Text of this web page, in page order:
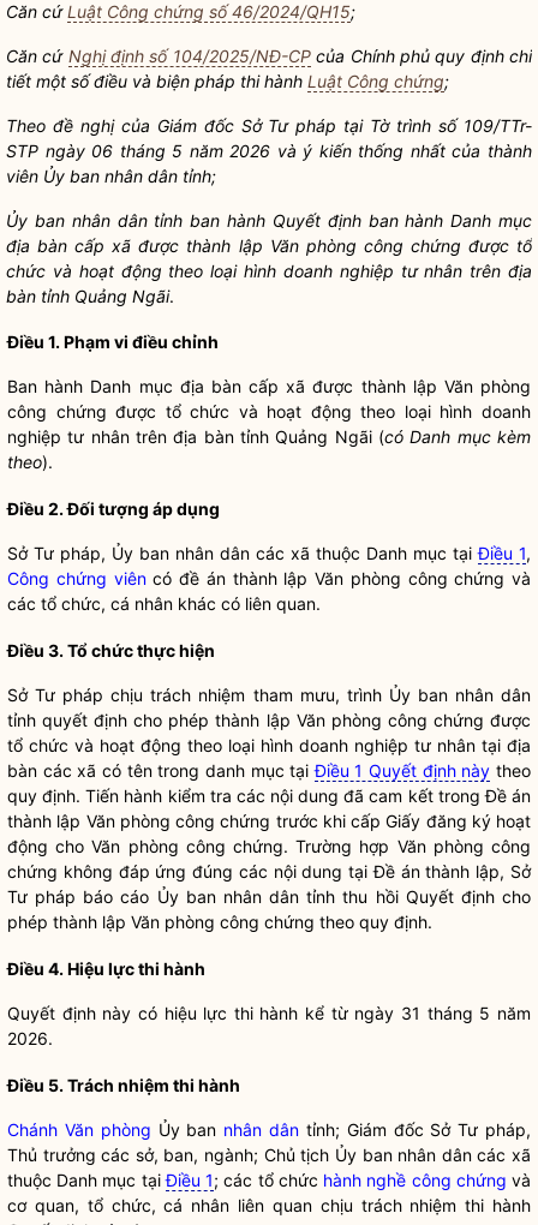
Căn cứLuật Công chứng số 46/2024/QH15;
Căn cứ Nghị định số 104/2025/NĐ-CPcủa Chính phủ quy định chi
tiết một số điều và biện pháp thi hành Luật Công chứng;
Theo đề nghị của Giám đốc Sở Tư pháp tại Tờ trình số 109/TTr-
STP ngày 06 tháng 5 năm 2026 và ý kiến thống nhất của thành
viên Ủy ban nhân dân tỉnh;
Ủy ban nhân dântỉnh ban hành Quyết định ban hành Danh mục
địa bàn cấp xã được thành lập Văn phòng công chứng được tổ
chức và hoạt động theo loại hình doanh nghiệp tư nhân trên địa
bàn tỉnh Quảng Ngãi.
Điều 1. Phạm vi điều chỉnh
Ban hành Danh mục địa bàncấp xã được thành lập Văn phòng
công chứng được tổ chức và hoạt động theo loại hình doanh
nghiệp tư nhân trênđịa bàntỉnh Quảng Ngãi (có Danh mục kèm
theo).
Điều 2. Đối tượng áp dụng
Sở Tư pháp, Ủy ban nhân dân các xã thuộc Danh mục tạiĐiều 1,
Công chứng viêncó đề án thành lập Văn phòng công chứng và
các tổ chức, cá nhân khác có liên quan.
Điều 3. Tổ chức thực hiện
Sở Tư pháp chịu trách nhiệm tham mưu, trình Ủy ban nhân dân
tỉnh quyết định cho phép thành lập Văn phòng công chứng được
tổ chức và hoạt động theo loại hình doanh nghiệp tư nhân tại địa
bàn các xã có tên trong danh mục tạiĐiều 1 Quyết định này theo
quy định. Tiến hành kiểm tra các nội dung đã cam kết trong Đề án
thành lập Văn phòng công chứng trước khi cấp Giấy đăng ký hoạt
động cho Văn phòng công chứng. Trường hợp Văn phòngcông
chứng không đáp ứng đúng các nội dung tại Đề án thành lập, Sở
Tư pháp báo cáo Ủy ban nhân dân tỉnh thu hồi Quyết định cho
phép thành lập Văn phòng công chứng theo quy định.
Điều 4. Hiệu lực thi hành
Quyết định này có hiệu lực thi hành kể từ ngày 31 tháng 5 năm
2026.
Điều 5. Trách nhiệm thi hành
Chánh Văn phòng Ủy ban nhân dân tỉnh; Giám đốc Sở Tư pháp,
Thủ trưởng các sở, ban, ngành; Chủ tịch Ủy ban nhân dâncác xã
thuộc Danh mục tạiĐiều 1; các tổ chức hành nghề công chứng và
cơ quan, tổ chức, cá nhân liên quan chịu trách nhiệm thi hành